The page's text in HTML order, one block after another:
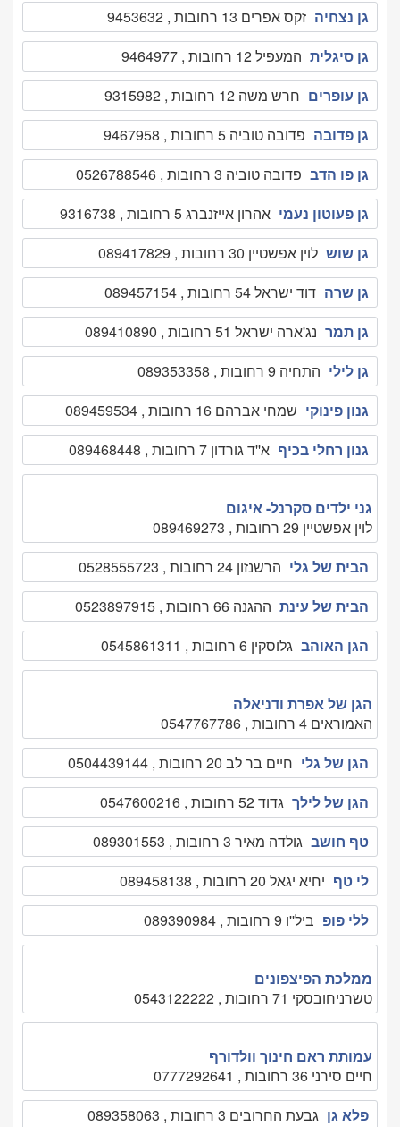
גן נצחיה זקס אפרים 13 רחובות , 9453632
גן סיגלית המעפיל 12 רחובות , 9464977
גן עופרים חרש משה 12 רחובות , 9315982
גן פדובה פדובה טוביה 5 רחובות , 9467958
גן פו הדב פדובה טוביה 3 רחובות , 0526788546
גן פעוטון נעמי אהרון אייזנברג 5 רחובות , 9316738
גן שוש לוין אפשטיין 30 רחובות , 089417829
גן שרה דוד ישראל 54 רחובות , 089457154
גן תמר נג'ארה ישראל 51 רחובות , 089410890
גן לילי התחיה 9 רחובות , 089353358
גנון פינוקי שמחי אברהם 16 רחובות , 089459534
גנון רחלי בכיף א''ד גורדון 7 רחובות , 089468448
גני ילדים סקרנל- איגום
לוין אפשטיין 29 רחובות , 089469273
הבית של גלי הרשנזון 24 רחובות , 0528555723
הבית של עינת ההגנה 66 רחובות , 0523897915
הגן האוהב גלוסקין 6 רחובות , 0545861311
הגן של אפרת ודניאלה
האמוראים 4 רחובות , 0547767786
הגן של גלי חיים בר לב 20 רחובות , 0504439144
הגן של לילך גדוד 52 רחובות , 0547600216
טף חושב גולדה מאיר 3 רחובות , 089301553
לי טף יחיא יגאל 20 רחובות , 089458138
ללי פופ ביל''ו 9 רחובות , 089390984
ממלכת הפיצפונים
טשרניחובסקי 71 רחובות , 0543122222
עמותת ראם חינוך וולדורף
חיים סירני 36 רחובות , 0777292641
פלא גן גבעת החרובים 3 רחובות , 089358063